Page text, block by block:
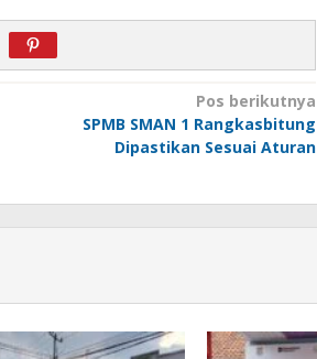
Pos berikutnya
SPMB SMAN 1 Rangkasbitung
Dipastikan Sesuai Aturan